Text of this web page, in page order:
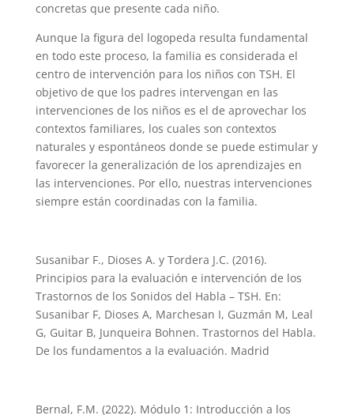
concretas que presente cada niño.
Aunque la figura del logopeda resulta fundamental
en todo este proceso, la familia es considerada el
centro de intervención para los niños con TSH. El
objetivo de que los padres intervengan en las
intervenciones de los niños es el de aprovechar los
contextos familiares, los cuales son contextos
naturales y espontáneos donde se puede estimular y
favorecer la generalización de los aprendizajes en
las intervenciones. Por ello, nuestras intervenciones
siempre están coordinadas con la familia.
Susanibar F., Dioses A. y Tordera J.C. (2016).
Principios para la evaluación e intervención de los
Trastornos de los Sonidos del Habla – TSH. En:
Susanibar F, Dioses A, Marchesan I, Guzmán M, Leal
G, Guitar B, Junqueira Bohnen. Trastornos del Habla.
De los fundamentos a la evaluación. Madrid
Bernal, F.M. (2022). Módulo 1: Introducción a los